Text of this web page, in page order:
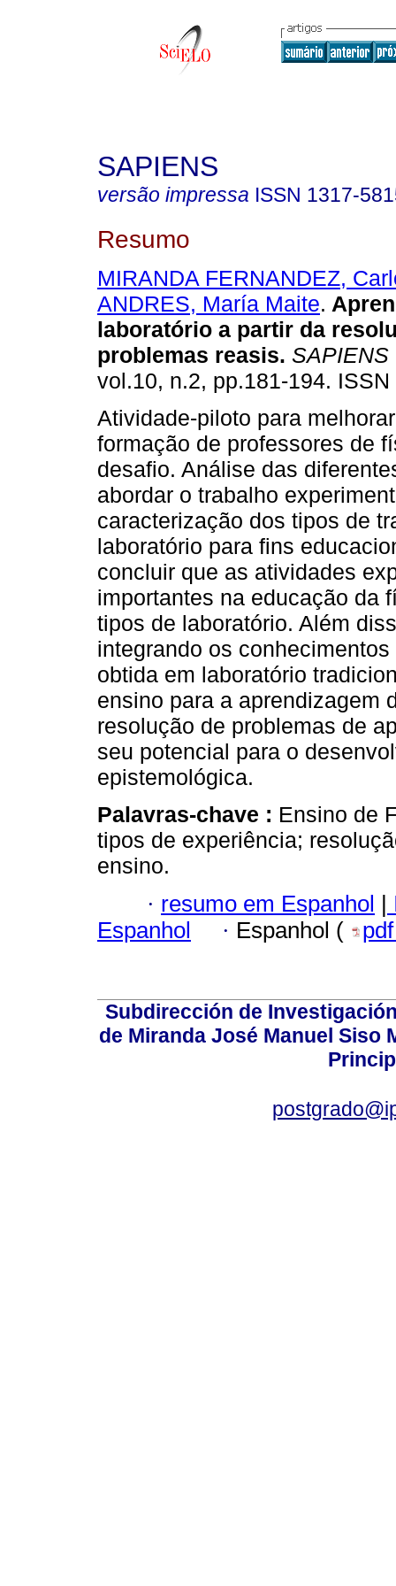
SAPIENS
versão impressa ISSN 1317-
Resumo
MIRANDA FERNANDEZ,
ANDRES, María Maite.
laboratório a partir da
problemas reasis. SAPIENS
vol.10, n.2, pp.181-194.
Atividade-piloto para
formação de professores de
desafio. Análise das
abordar o trabalho
caracterização dos tipos de
laboratório para fins
concluir que as atividades
importantes na educação da
tipos de laboratório. Além
integrando os
obtida em laboratório
ensino para a aprendizagem
resolução de problemas de
seu potencial para o
epistemológica.
Palavras-chave : Ensino de
tipos de experiência;
ensino.
· resumo em Espanhol |
Espanhol
· Espanhol (
Subdirección de
de Miranda José Manuel Siso